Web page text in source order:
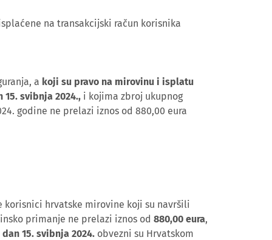
na transakcijski račun korisnika
a koji su pravo na mirovinu i isplatu
svibnja 2024., i kojima zbroj ukupnog
godine ne prelazi iznos od 880,00 eura
hrvatske mirovine koji su navršili
primanje ne prelazi iznos od 880,00 eura,
15. svibnja 2024. obvezni su Hrvatskom